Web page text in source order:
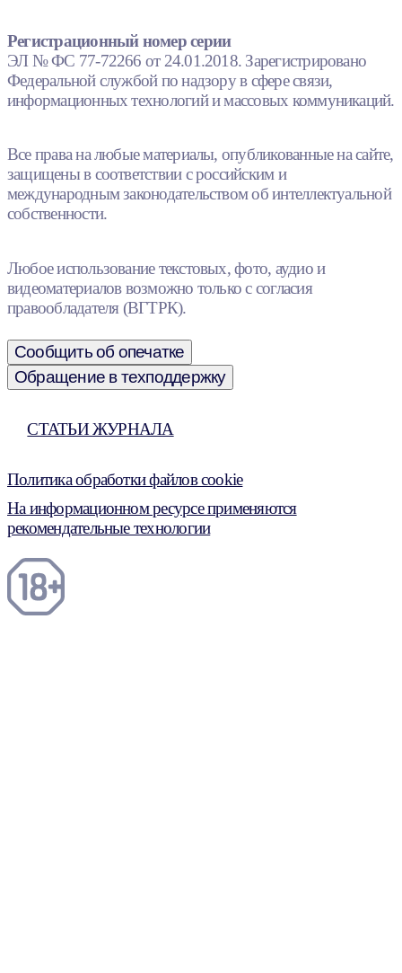
Регистрационный номер серии
ЭЛ № ФС 77-72266 от 24.01.2018. Зарегистрировано
Федеральной службой по надзору в сфере связи,
информационных технологий и массовых коммуникаций.
Все права на любые материалы, опубликованные на сайте,
защищены в соответствии с российским и
международным законодательством об интеллектуальной
собственности.
Любое использование текстовых, фото, аудио и
видеоматериалов возможно только с согласия
правообладателя (ВГТРК).
Сообщить об опечатке
Обращение в техподдержку
СТАТЬИ ЖУРНАЛА
Политика обработки файлов cookie
На информационном ресурсе применяются
рекомендательные технологии